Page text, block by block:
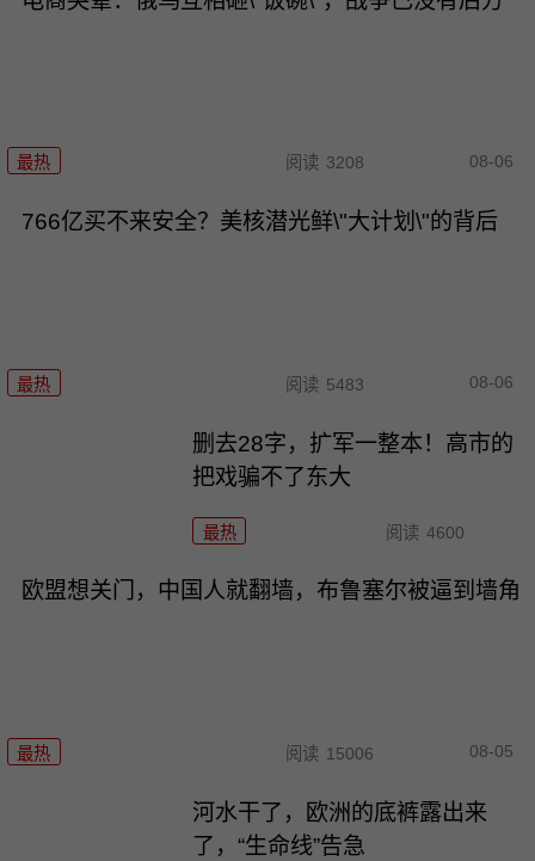
最热 阅读 3208 08-06
766亿买不来安全？美核潜光鲜\"大计划\"的背后
最热 阅读 5483 08-06
删去28字，扩军一整本！高市的
把戏骗不了东大
最热 阅读 4600
欧盟想关门，中国人就翻墙，布鲁塞尔被逼到墙角
最热 阅读 15006 08-05
河水干了，欧洲的底裤露出来
了，“生命线”告急